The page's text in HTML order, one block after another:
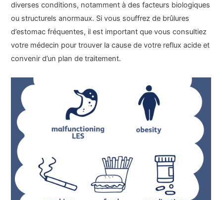
diverses conditions, notamment à des facteurs biologiques
ou structurels anormaux. Si vous souffrez de brûlures
d’estomac fréquentes, il est important que vous consultiez
votre médecin pour trouver la cause de votre reflux acide et
convenir d’un plan de traitement.